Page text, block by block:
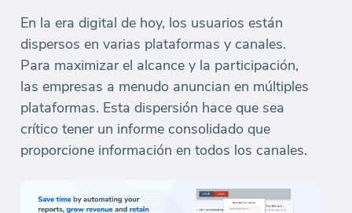
En la era digital de hoy, los usuarios están
dispersos en varias plataformas y canales.
Para maximizar el alcance y la participación,
las empresas a menudo anuncian en múltiples
plataformas. Esta dispersión hace que sea
crítico tener un informe consolidado que
proporcione información en todos los canales.